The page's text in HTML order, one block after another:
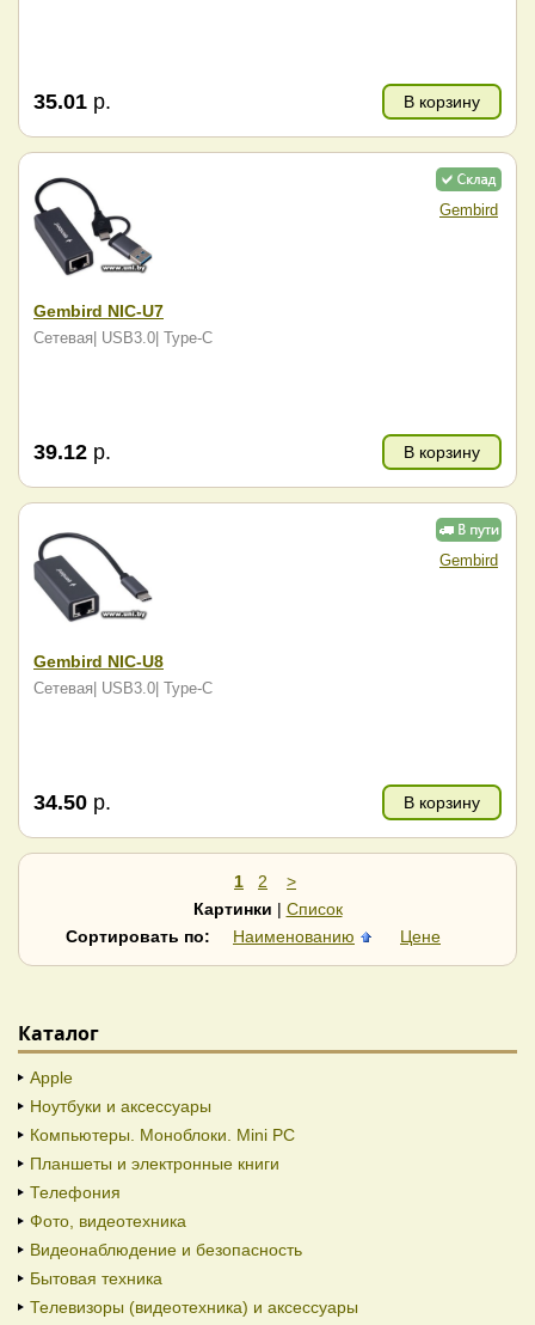
35.01 р. В корзину
Gembird
Gembird NIC-U7
Сетевая| USB3.0| Type-C
39.12 р. В корзину
Gembird
Gembird NIC-U8
Сетевая| USB3.0| Type-C
34.50 р. В корзину
1 2
>
Картинки | Список
Сортировать по:
Наименованию Цене
Каталог
Apple
Ноутбуки и аксессуары
Компьютеры. Моноблоки. Mini PC
Планшеты и электронные книги
Телефония
Фото, видеотехника
Видеонаблюдение и безопасность
Бытовая техника
Телевизоры (видеотехника) и аксессуары